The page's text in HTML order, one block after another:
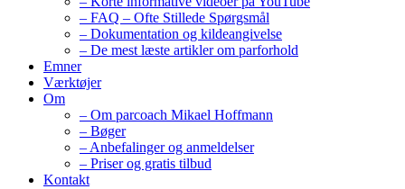
– FAQ – Ofte Stillede Spørgsmål
– Dokumentation og kildeangivelse
– De mest læste artikler om parforhold
Emner
Værktøjer
Om
– Om parcoach Mikael Hoffmann
– Bøger
– Anbefalinger og anmeldelser
– Priser og gratis tilbud
Kontakt